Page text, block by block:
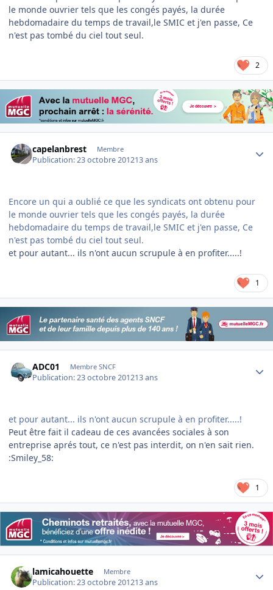
le monde ouvrier tels que les congés payés, la durée
hebdomadaire du temps de travail,le SMIC et j'en passe, Ce
n'est pas tombé du ciel tout seul.
2
capelanbrest Membre
Publication:23 octobre 201213 ans
Encore un qui a oublié ce que les syndicats ont obtenu pour
le monde ouvrier tels que les congés payés, la durée
hebdomadaire du temps de travail,le SMIC et j'en passe, Ce
n'est pas tombé du ciel tout seul.
et pour autant... ils n'ont aucun scrupule à en profiter.....!
1
ADC01 Membre SNCF
Publication:23 octobre 201213 ans
et pour autant... ils n'ont aucun scrupule à en profiter.....!
Peut être fait il cadeau de ces avancées sociales à son
entreprise aprés tout, ce n'est pas interdit, on n'en sait rien.
:Smiley_58:
1
lamicahouette Membre
Publication:23 octobre 201213 ans